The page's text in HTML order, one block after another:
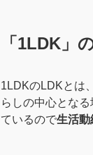
「1LDK」
1LDKのLDKとは
らしの中心となる
ているので生活動